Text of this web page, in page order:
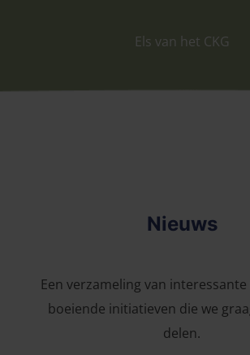
Els van het CKG
Nieuws
Een verzameling van
boeiende initiatieven die we
delen.